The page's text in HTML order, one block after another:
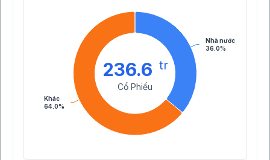
Nhà nước
36.0%
Khác
64.0%
236.6 tr
Cổ Phiếu